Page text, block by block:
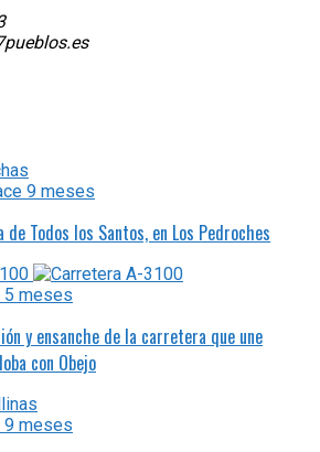
9 meses
de Todos los Santos, en Los Pedroches
5 meses
y ensanche de la carretera que une
con Obejo
9 meses